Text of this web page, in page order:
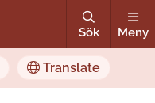
Sök Meny
Translate